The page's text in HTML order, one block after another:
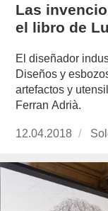
Las
el libro de
El diseñador
Diseños y
artefactos y
Ferran Adrià.
Publicado
12.04.2018